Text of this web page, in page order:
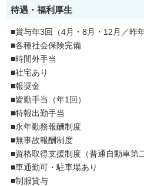
待遇・福利厚生
■賞与年3回（4月・8月・12月／昨
■各種社会保険完備
■時間外手当
■社宅あり
■報奨金
■皆勤手当（年1回）
■特報出勤手当
■永年勤務報酬制度
■無事故報酬制度
■資格取得支援制度（普通自動車第
■車通勤可・駐車場あり
■制服貸与